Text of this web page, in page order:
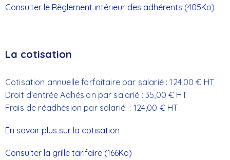
Consulter le Règlement intérieur des adhérents (405Ko)
La cotisation
Cotisation annuelle forfaitaire par salarié : 124,00 € HT
Droit d'entrée Adhésion par salarié : 35,00 € HT
Frais de réadhésion par salarié : 124,00 € HT
En savoir plus sur la cotisation
Consulter la grille tarifaire (166Ko)